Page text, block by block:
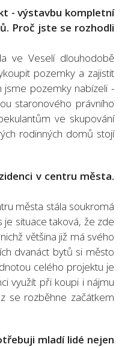
- výstavbu kompletní
Proč jste se rozhodli
ve Veselí dlouhodobě
pozemky a zajistit
jsme pozemky nabízeli -
staronového právního
ve skupování
rodinných domů stojí
v centru města.
města stála soukromá
situace taková, že zde
většina již má svého
dvanáct bytů si město
celého projektu je
využít při koupi i nájmu
se rozběhne začátkem
mladí lidé nejen